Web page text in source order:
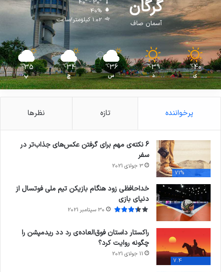
گرگان
آسمان صاف
40º - 30º
40%
1.02 کیلومتر/ساعت
40
℃
ی
39
℃
د
36
℃
س
34
℃
چ
35
℃
پ
پرخواننده تازه نظرها
71%
6 نکته‌ی مهم برای گرفتن عکس‌های جذاب‌تر در
سفر
3 جولای 2021
خداحافظی زود هنگام بازیکن تیم ملی فوتسال از
دنیای بازی
30 سپتامبر 2021
7.4
راکستار داستان فوق‌العاده‌ی رد دد ریدمپشن را
چگونه روایت کرد؟
11 جولای 2021